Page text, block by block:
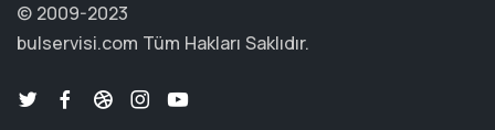
© 2009-2023
bulservisi.com Tüm Hakları Saklıdır.